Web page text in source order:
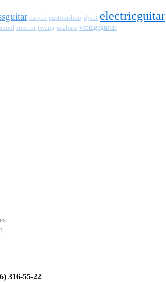
carvin customshop djent electricguitar
shred spector twang usabass vintageguitar
316-55-22